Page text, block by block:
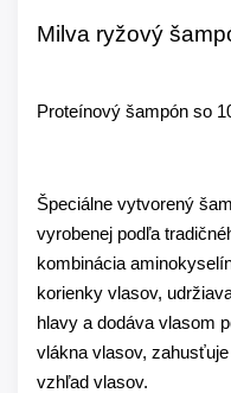
Milva ryžový
Proteínový šampón so
Špeciálne vytvorený
vyrobenej podľa
kombinácia
korienky vlasov,
hlavy a dodáva vlasom
vlákna vlasov,
vzhľad vlasov.